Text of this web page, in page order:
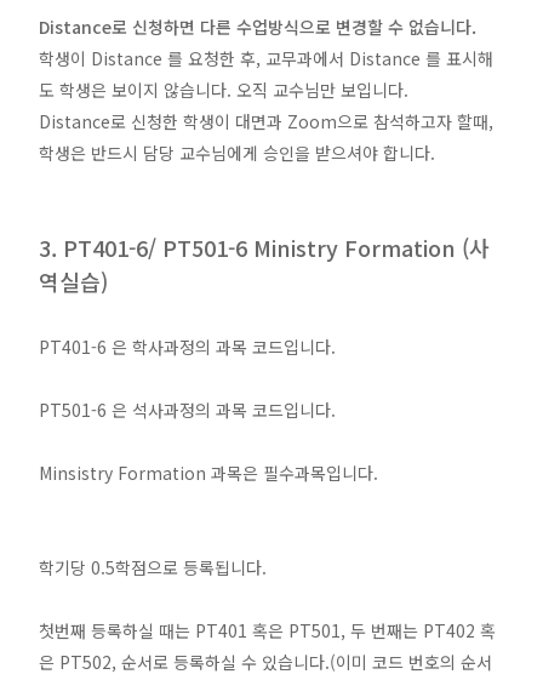
Distance로 신청하면 다른 수업방식으로 변경할 수 없습니다.
학생이 Distance 를 요청한 후, 교무과에서 Distance 를 표시해
도 학생은 보이지 않습니다. 오직 교수님만 보입니다.
Distance로 신청한 학생이 대면과 Zoom으로 참석하고자 할때,
학생은 반드시 담당 교수님에게 승인을 받으셔야 합니다.
3. PT401-6/ PT501-6 Ministry Formation (사
역실습)
PT401-6 은 학사과정의 과목 코드입니다.
PT501-6 은 석사과정의 과목 코드입니다.
Minsistry Formation 과목은 필수과목입니다.
학기당 0.5학점으로 등록됩니다.
첫번째 등록하실 때는 PT401 혹은 PT501, 두 번째는 PT402 혹
은 PT502, 순서로 등록하실 수 있습니다.(이미 코드 번호의 순서